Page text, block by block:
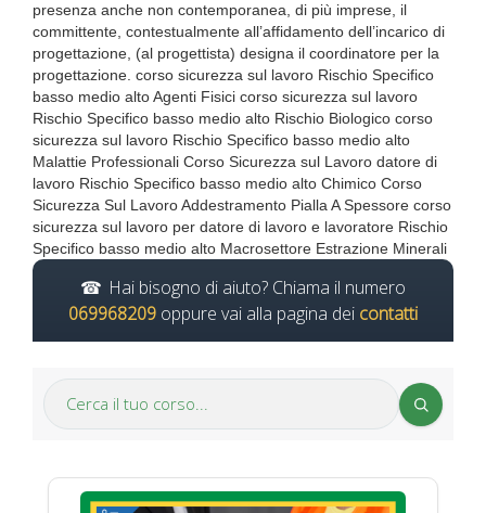
presenza anche non contemporanea, di più imprese, il
committente, contestualmente all’affidamento dell’incarico di
progettazione, (al progettista) designa il coordinatore per la
progettazione. corso sicurezza sul lavoro Rischio Specifico
basso medio alto Agenti Fisici corso sicurezza sul lavoro
Rischio Specifico basso medio alto Rischio Biologico corso
sicurezza sul lavoro Rischio Specifico basso medio alto
Malattie Professionali Corso Sicurezza sul Lavoro datore di
lavoro Rischio Specifico basso medio alto Chimico Corso
Sicurezza Sul Lavoro Addestramento Pialla A Spessore corso
sicurezza sul lavoro per datore di lavoro e lavoratore Rischio
Specifico basso medio alto Macrosettore Estrazione Minerali
Hai bisogno di aiuto? Chiama il numero
069968209 oppure vai alla pagina dei contatti